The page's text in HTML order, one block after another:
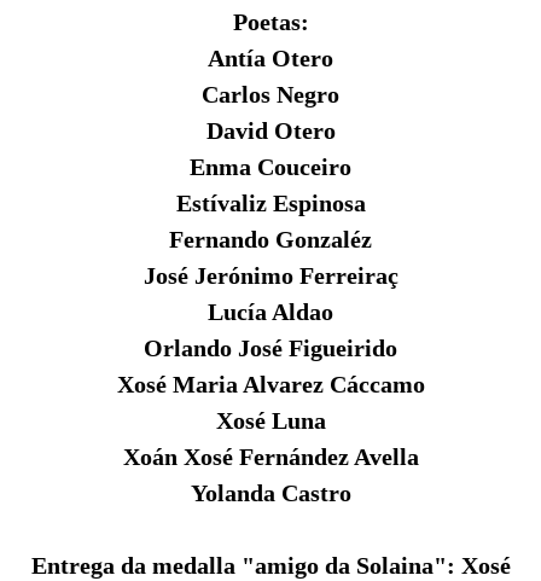
Poetas:
Antía Otero
Carlos Negro
David Otero
Enma Couceiro
Estívaliz Espinosa
Fernando Gonzaléz
José Jerónimo Ferreiraç
Lucía Aldao
Orlando José Figueirido
Xosé Maria Alvarez Cáccamo
Xosé Luna
Xoán Xosé Fernández Avella
Yolanda Castro
Entrega da medalla "amigo da Solaina": Xosé